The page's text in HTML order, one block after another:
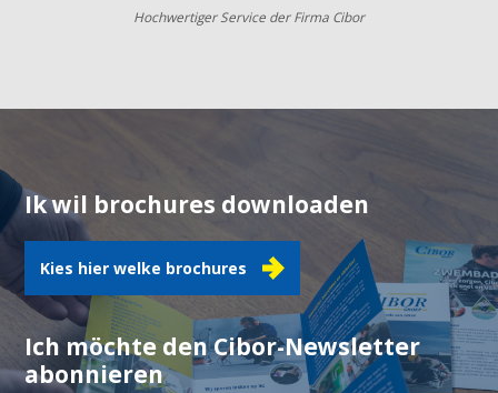
Hochwertiger Service der Firma Cibor
Ik wil brochures downloaden
Kies hier welke brochures
Ich möchte den Cibor-Newsletter
abonnieren